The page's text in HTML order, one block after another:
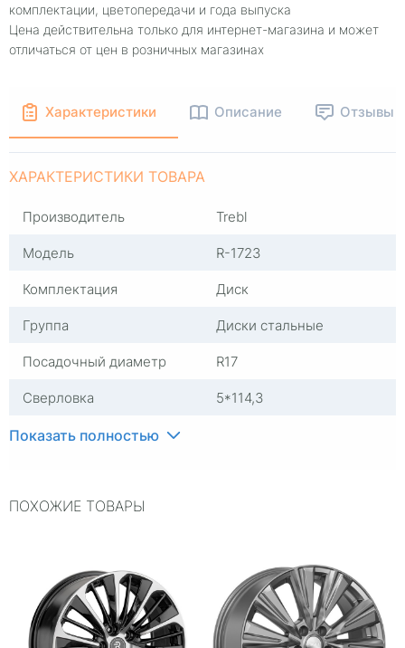
комплектации, цветопередачи и года выпуска
Цена действительна только для интернет-магазина и может
отличаться от цен в розничных магазинах
Характеристики Описание Отзывы
ХАРАКТЕРИСТИКИ ТОВАРА
Производитель
Trebl
Модель
R-1723
Комплектация
Диск
Группа
Диски стальные
Посадочный диаметр
R17
Сверловка
5*114,3
Вылет
Ширина (диски)
Гарантия
1 год
Цвет
Черный
Показать полностью
ПОХОЖИЕ ТОВАРЫ